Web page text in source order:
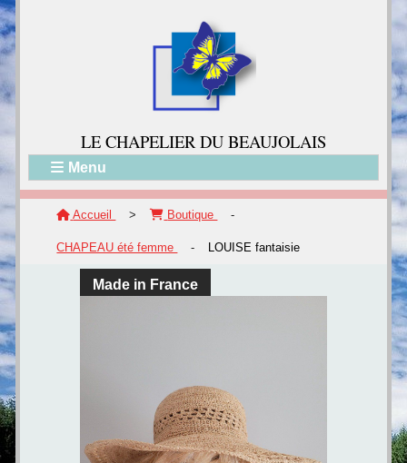
LE CHAPELIER DU BEAUJOLAIS
Menu
Accueil > Boutique -
CHAPEAU été femme - LOUISE fantaisie
Made in France